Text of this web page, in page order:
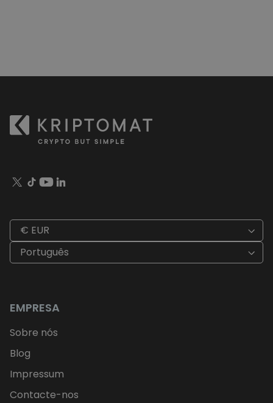
€ EUR
Português
EMPRESA
Sobre nós
Blog
Impressum
Contacte-nos